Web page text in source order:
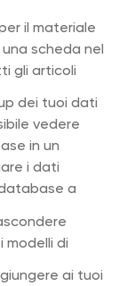
il materiale
scheda nel
gli articoli
dei tuoi dati
vedere
in un
i dati
a
modelli di
ai tuoi